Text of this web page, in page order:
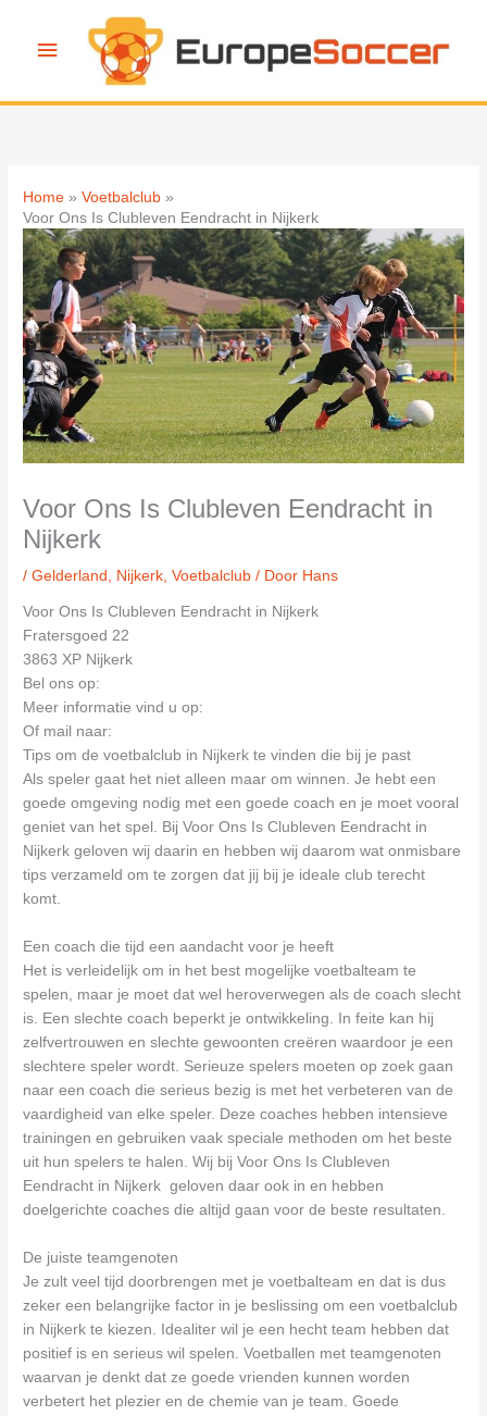
Hoofdmenu
Home
Voetbalclub
Voor Ons Is Clubleven Eendracht in Nijkerk
Voor Ons Is Clubleven Eendracht in
Nijkerk
/Gelderland Nijkerk ,Voetbalclub / Door Hans
Voor Ons Is Clubleven Eendracht in Nijkerk
Fratersgoed 22
3863 XP Nijkerk
Bel ons op:
Meer informatie vind u op:
Of mail naar:
Tips om de voetbalclub in Nijkerk te vinden die bij je past
Als speler gaat het niet alleen maar om winnen. Je hebt een
goede omgeving nodig met een goede coach en je moet vooral
geniet van het spel. Bij Voor Ons Is Clubleven Eendracht in
Nijkerk geloven wij daarin en hebben wij daarom wat onmisbare
tips verzameld om te zorgen dat jij bij je ideale club terecht
komt.
Een coach die tijd een aandacht voor je heeft
Het is verleidelijk om in het best mogelijke voetbalteam te
spelen, maar je moet dat wel heroverwegen als de coach slecht
is. Een slechte coach beperkt je ontwikkeling. In feite kan hij
zelfvertrouwen en slechte gewoonten creëren waardoor je een
slechtere speler wordt. Serieuze spelers moeten op zoek gaan
naar een coach die serieus bezig is met het verbeteren van de
vaardigheid van elke speler. Deze coaches hebben intensieve
trainingen en gebruiken vaak speciale methoden om het beste
uit hun spelers te halen. Wij bij Voor Ons Is Clubleven
Eendracht in Nijkerk geloven daar ook in en hebben
doelgerichte coaches die altijd gaan voor de beste resultaten.
De juiste teamgenoten
Je zult veel tijd doorbrengen met je voetbalteam en dat is dus
zeker een belangrijke factor in je beslissing om een voetbalclub
in Nijkerk te kiezen. Idealiter wil je een hecht team hebben dat
positief is en serieus wil spelen. Voetballen met teamgenoten
waarvan je denkt dat ze goede vrienden kunnen worden
verbetert het plezier en de chemie van je team. Goede